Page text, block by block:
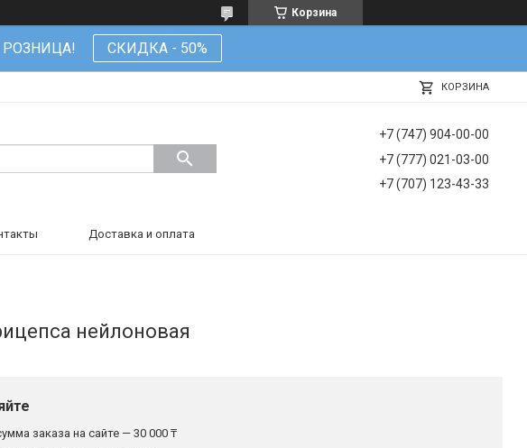
Корзина
РОЗНИЦА! СКИДКА - 50%
КОРЗИНА
+7 (747) 904-00-00
+7 (777) 021-03-00
+7 (707) 123-43-33
Доставка и оплата
нейлоновая
заказа на сайте — 30 000 ₸